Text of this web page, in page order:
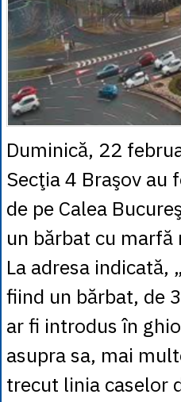
Duminică, 22
Secţia 4 Braşov
de pe Calea
un bărbat cu marfă
La adresa indicată,
fiind un bărbat, de
ar fi introdus în
asupra sa, mai
trecut linia caselor